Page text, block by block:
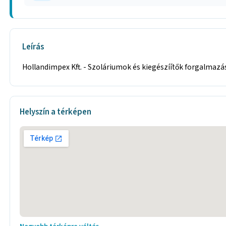
Leírás
Hollandimpex Kft. - Szoláriumok és kiegészíítők
Helyszín a térképen